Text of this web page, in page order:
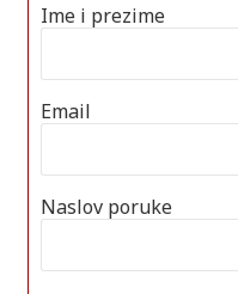
Ime i prezime
Email
Naslov poruke